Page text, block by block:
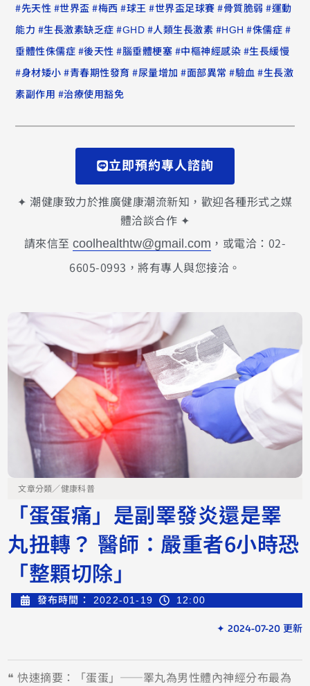
#先天性 #世界盃 #梅西 #球王 #世界盃足球賽 #骨質脆弱 #運動
能力 #生長激素缺乏症 #GHD #人類生長激素 #HGH #侏儒症 #
垂體性侏儒症 #後天性 #腦垂體梗塞 #中樞神經感染 #生長緩慢
#身材矮小 #青春期性發育 #尿量增加 #面部異常 #驗血 #生長激
素副作用 #治療使用豁免
立即預約專人諮詢
✦ 潮健康致力於推廣健康潮流新知，歡迎各種形式之媒
體洽談合作 ✦
請來信至coolhealthtw@gmail.com ，或電洽：02-
6605-0993，將有專人與您接洽。
文章分類／健康科普
「蛋蛋痛」是副睪發炎還是睪
丸扭轉？ 醫師：嚴重者6小時恐
「整顆切除」
發布時間： 2022-01-19 12:00
✦ 2024-07-20 更新
❝ 快速摘要：「蛋蛋」──睪丸為男性體內神經分布最為